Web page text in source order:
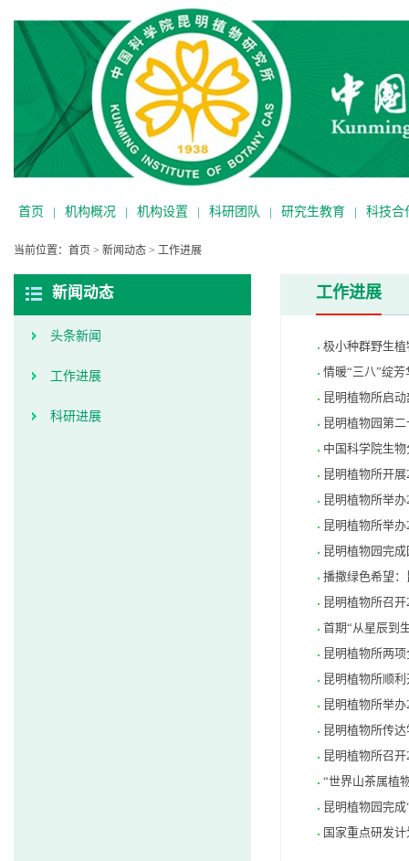
首页 | 机构概况 | 机构设置 | 科研团队 | 研究生教育 | 科技合
当前位置： 首页 > 新闻动态 > 工作进展
新闻动态
头条新闻
工作进展
科研进展
工作进展
极小种群野生
情暖“三八”绽
昆明植物所启
昆明植物园第
中国科学院生
昆明植物所开
昆明植物所举
昆明植物所举
昆明植物园完
播撒绿色希望
昆明植物所召
首期“从星辰到
昆明植物所两
昆明植物所顺
昆明植物所举
昆明植物所传
昆明植物所召
“世界山茶属植
昆明植物园完
国家重点研发